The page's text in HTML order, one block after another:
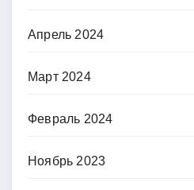
Апрель 2024
Март 2024
Февраль 2024
Ноябрь 2023